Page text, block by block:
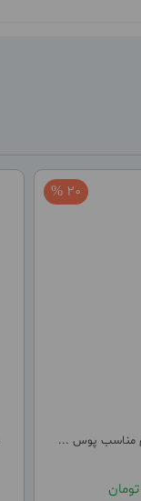
مناسب پوس ...
تومان
20 %